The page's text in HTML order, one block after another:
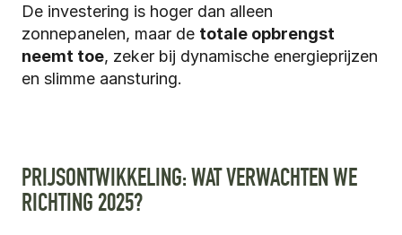
De investering is hoger dan alleen
zonnepanelen, maar de totale opbrengst
neemt toe, zeker bij dynamische energieprijzen
en slimme aansturing.
PRIJSONTWIKKELING: WAT VERWACHTEN WE
RICHTING 2025?